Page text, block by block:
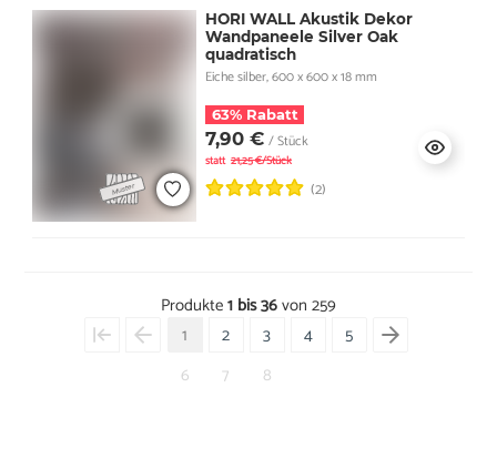
HORI WALL Akustik Dekor
Wandpaneele Silver Oak
quadratisch
Eiche silber, 600 x 600 x 18 mm
63% Rabatt
7,90 € / Stück
statt 21,25 €/Stück
(2)
Produkte1 bis 36von 259
1
2 3 4
5
6
7 8